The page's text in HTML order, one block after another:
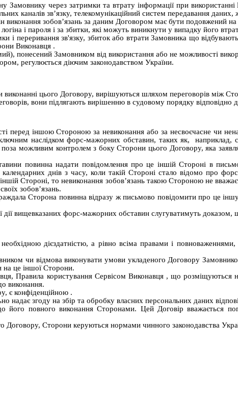
Замовнику через затримки та втрату інформації при
каналів зв’язку, телекомунікаційний систем передавання
зобов’язань за даним Договором має бути подовжений на
і пароля і за збитки, які можуть виникнути у випадку його
і переривання зв'язку, збиток або втрати Замовника що
Виконавця .
понесений Замовником від використання або не можливості
регулюється діючим законодавством України.
виконанні цього Договору, вирішуються шляхом переговорів між
вони підлягають вирішенню в судовому порядку відповідно
перед іншою Стороною за невиконання або за несвоєчасне чи
наслідком форс-мажорних обставин, таких як, наприклад,
є поза можливим контролем з боку Сторони цього Договору, яка
повинна надати повідомлення про це іншій Стороні в
днів з часу, коли такій Стороні стало відомо про
Стороні, то невиконання зобов’язань такою Стороною не
зобов’язань.
Сторона повинна відразу ж письмово повідомити про це
вищевказаних форс-мажорних обставин слугуватимуть доказом,
дієздатністю, а рівно всіма правами і
чи відмова виконувати умови укладеного Договору
на це іншої Сторони.
Правила користування Сервісом Виконавця , що розміщуються
виконання.
є конфіденційною .
надає згоду на збір та обробку власних персональних даних
його повного виконання Сторонами. Цей Договір вважається
Договору, Сторони керуються нормами чинного законодавства